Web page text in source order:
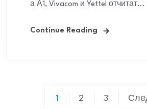
а А1, Vivacom и Yettel отчитат...
Continue Reading
Разделяне
1 2 3